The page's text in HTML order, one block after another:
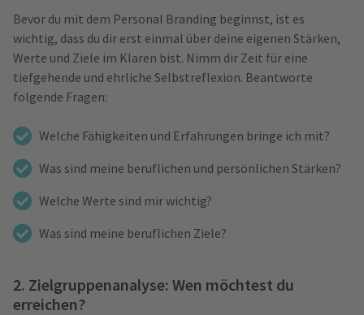
Bevor du mit dem Personal Branding beginnst, ist es
wichtig, dass du dir erst einmal über deine eigenen Stärken,
Werte und Ziele im Klaren bist. Nimm dir Zeit für eine
tiefgehende und ehrliche Selbstreflexion. Beantworte
folgende Fragen:
Welche Fähigkeiten und Erfahrungen bringe ich mit?
Was sind meine beruflichen und persönlichen Stärken?
Welche Werte sind mir wichtig?
Was sind meine beruflichen Ziele?
2. Zielgruppenanalyse: Wen möchtest du
erreichen?